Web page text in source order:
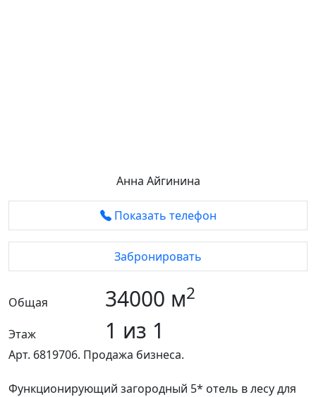
Анна Айгинина
Показать телефон
Забронировать
Общая 34000 м2
Этаж 1 из 1
Арт. 6819706. Продажа бизнеса.
Функционирующий загородный 5* отель в лесу для